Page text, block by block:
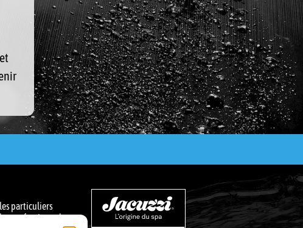
particuliers
professionnels